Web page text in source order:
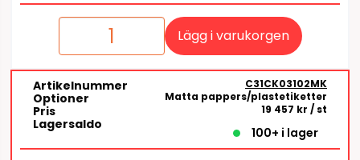
Lägg i varukorgen
Artikelnummer C31CK03102MK
Optioner Matta pappers/plastetiketter
Pris 19 457 kr / st
Lagersaldo
100+ i lager